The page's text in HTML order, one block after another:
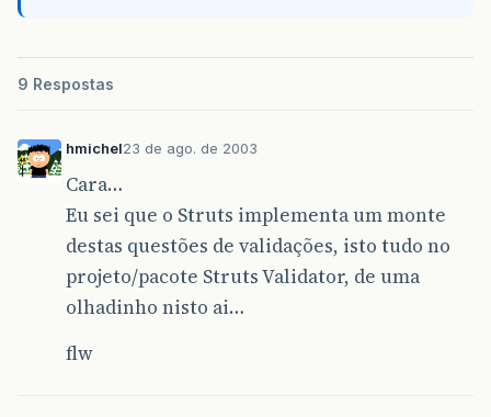
9 Respostas
hmichel23 de ago. de 2003
Cara…
Eu sei que o Struts implementa um monte
destas questões de validações, isto tudo no
projeto/pacote Struts Validator, de uma
olhadinho nisto ai…
flw